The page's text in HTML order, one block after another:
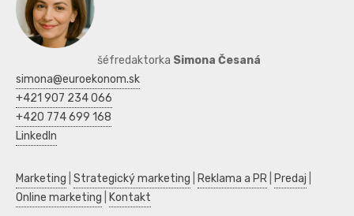
šéfredaktorka Simona Česaná
simona@euroekonom.sk
+421 907 234 066
+420 774 699 168
LinkedIn
Marketing Strategický marketing Reklama a PR Predaj
Online marketing
Kontakt